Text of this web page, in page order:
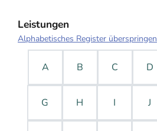
Leistungen
Alphabetisches Register überspringen
A B C D
G H I J